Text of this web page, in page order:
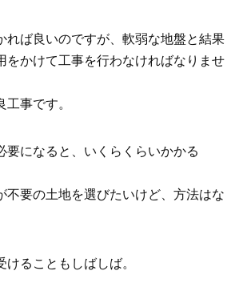
れば良いのですが、軟弱な地盤と結果
をかけて工事を行わなければなりませ
事です。
要になると、いくらくらいかかる
不要の土地を選びたいけど、方法はな
けることもしばしば。